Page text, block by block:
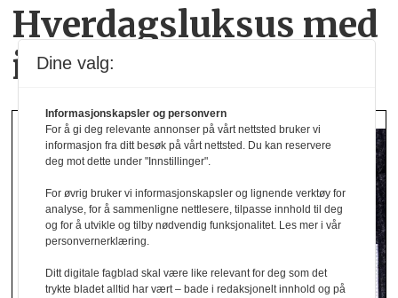
Hverdagsluksus med
italiensk inspirasjon
Dine valg:
Informasjonskapsler og personvern
For å gi deg relevante annonser på vårt nettsted bruker vi
informasjon fra ditt besøk på vårt nettsted. Du kan reservere
deg mot dette under "Innstillinger".
For øvrig bruker vi informasjonskapsler og lignende verktøy for
analyse, for å sammenligne nettlesere, tilpasse innhold til deg
og for å utvikle og tilby nødvendig funksjonalitet. Les mer i vår
personvernerklæring.
Ditt digitale fagblad skal være like relevant for deg som det
trykte bladet alltid har vært – bade i redaksjonelt innhold og på